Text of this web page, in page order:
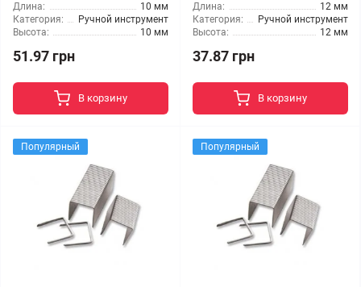
Длина:
10 мм
Категория:
Ручной инструмент
Высота:
10 мм
51.97 грн
В корзину
Длина:
12 мм
Категория:
Ручной инструмент
Высота:
12 мм
37.87 грн
В корзину
Популярный Популярный